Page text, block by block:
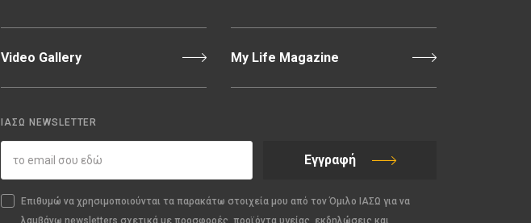
Video Gallery My Life Magazine
ΙΑΣΩ NEWSLETTER
Εγγραφή
Επιθυμώ να χρησιμοποιούνται τα παρακάτω στοιχεία μου από τον Όμιλο ΙΑΣΩ για να
λαμβάνω newsletters σχετικά με προσφορές, προϊόντα υγείας, εκδηλώσεις και